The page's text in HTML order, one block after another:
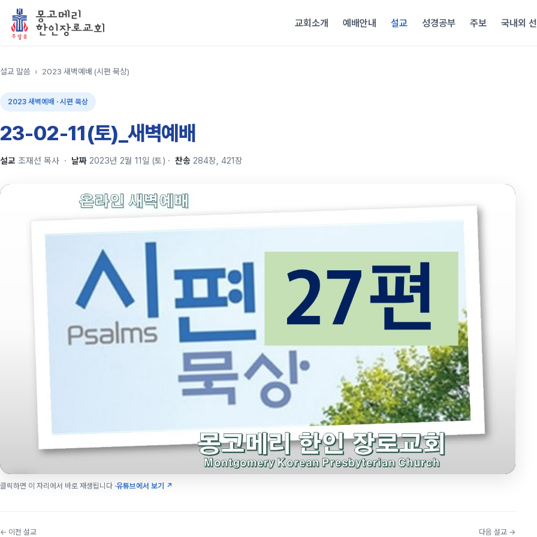
교회소개 예배안내 설교 성경공부 주보 국내외
설교 말씀 › 2023 새벽예배 (시편 묵상)
2023 새벽예배 · 시편 묵상
23-02-11(토)_새벽예배
설교 조재선 목사 · 날짜 2023년 2월 11일 (토) · 찬송 284장, 421장
클릭하면 이 자리에서 바로 재생됩니다 ·유튜브에서 보기 ↗
← 이전 설교 다음 설교 →